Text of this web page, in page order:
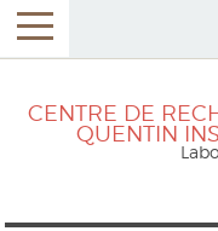
CENTRE DE
QUENTIN